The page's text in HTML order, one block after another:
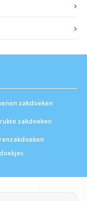
zakdoeken
zakdoeken